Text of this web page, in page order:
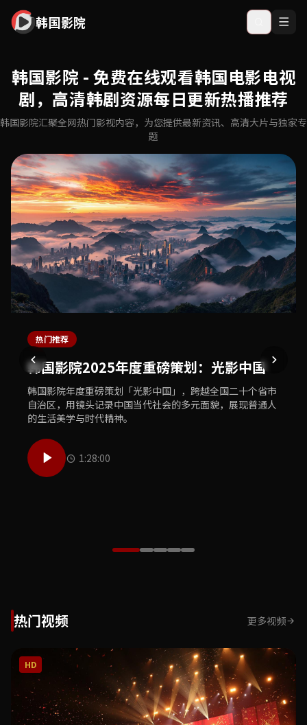
韩国影院
韩国影院 - 免费在线观看韩国电影电视
剧，高清韩剧资源每日更新热播推荐
韩国影院汇聚全网热门影视内容，为您提供最新资讯、高清大片与独家专
题
热门推荐
韩国影院2025年度重磅策划：光影中国
韩国影院年度重磅策划「光影中国」，跨越全国二十个省市
自治区，用镜头记录中国当代社会的多元面貌，展现普通人
的生活美学与时代精神。
1:28:00
最新上线
韩国影院独家首播：犯罪悬疑巨制《暗夜
追凶》
韩国影院全网独家首播年度犯罪悬疑巨制《暗夜追凶》，汇
聚顶级主创团队，打造国产悬疑类型片的全新高度，扣人心
弦的剧情让观众欲罢不能。
独家专题
韩国影院文化之旅：敦煌莫高窟数字修复
工程纪实
韩国影院历时三年跟拍敦煌莫高窟数字修复工程，首次向公
众展示文物修复师的日常工作与千年壁画数字化保护的前沿
技术，致敬守护文明的工作者。
体育精选
韩国影院体育盛典：2025亚洲杯足球赛精
彩集锦
韩国影院体育频道精心制作2025亚洲杯足球赛全程精彩集
锦，收录每一个激动人心的进球瞬间、每一次精彩的扑救以
及赛场上最感人的球员故事。
美食推荐
韩国影院美食探索：中华老字号寻味之旅
韩国影院美食团队走遍大江南北，探访三十家中华老字号餐
饮品牌，用镜头记录传统烹饪技艺的传承故事与地道风味的
独特魅力，唤醒你的味蕾记忆。
50:00
热门视频 更多视频
HD